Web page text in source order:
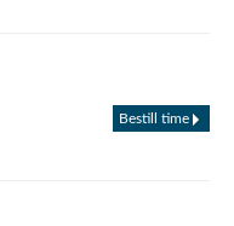
Bestill time